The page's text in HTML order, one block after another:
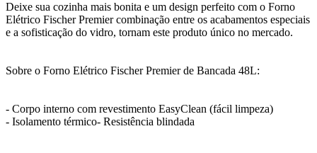
Deixe sua cozinha mais bonita e um design perfeito com o Forno
Elétrico Fischer Premier combinação entre os acabamentos especiais
e a sofisticação do vidro, tornam este produto único no mercado.
Sobre o Forno Elétrico Fischer Premier de Bancada 48L:
- Corpo interno com revestimento EasyClean (fácil limpeza)
- Isolamento térmico- Resistência blindada